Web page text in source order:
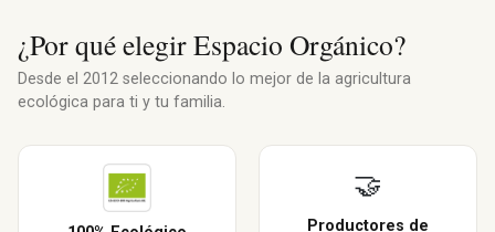
¿Por qué elegir Espacio Orgánico?
Desde el 2012 seleccionando lo mejor de la agricultura
ecológica para ti y tu familia.
🤝
Productores de